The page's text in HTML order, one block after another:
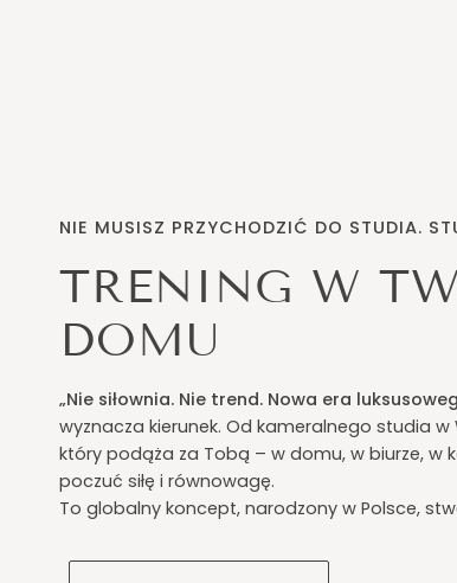
NIE MUSISZ PRZYCHODZIĆ DO STUDIA.
TRENING W
DOMU
„Nie siłownia. Nie trend. Nowa era
wyznacza kierunek. Od kameralnego studia
który podąża za Tobą – w domu, w biurze, w
poczuć siłę i równowagę.
To globalny koncept, narodzony w Polsce,